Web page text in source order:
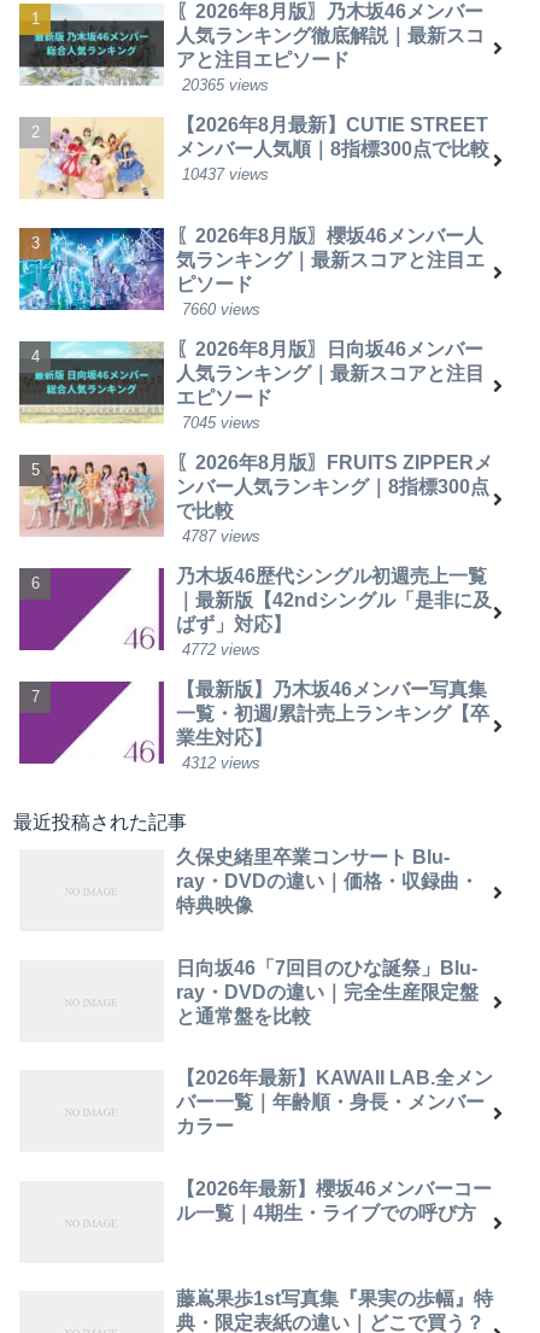
〖2026年8月版〗乃木坂46メンバー
人気ランキング徹底解説｜最新スコ
アと注目エピソード
20365 views
【2026年8月最新】CUTIE STREET
メンバー人気順｜8指標300点で比較
10437 views
〖2026年8月版〗櫻坂46メンバー人
気ランキング｜最新スコアと注目エ
ピソード
7660 views
〖2026年8月版〗日向坂46メンバー
人気ランキング｜最新スコアと注目
エピソード
7045 views
〖2026年8月版〗FRUITS ZIPPERメ
ンバー人気ランキング｜8指標300点
で比較
4787 views
乃木坂46歴代シングル初週売上一覧
｜最新版【42ndシングル「是非に及
ばず」対応】
4772 views
【最新版】乃木坂46メンバー写真集
一覧・初週/累計売上ランキング【卒
業生対応】
4312 views
最近投稿された記事
久保史緒里卒業コンサート Blu-
ray・DVDの違い｜価格・収録曲・
特典映像
日向坂46「7回目のひな誕祭」Blu-
ray・DVDの違い｜完全生産限定盤
と通常盤を比較
【2026年最新】KAWAII LAB.全メン
バー一覧｜年齢順・身長・メンバー
カラー
【2026年最新】櫻坂46メンバーコー
ル一覧｜4期生・ライブでの呼び方
藤嶌果歩1st写真集『果実の歩幅』特
典・限定表紙の違い｜どこで買う？